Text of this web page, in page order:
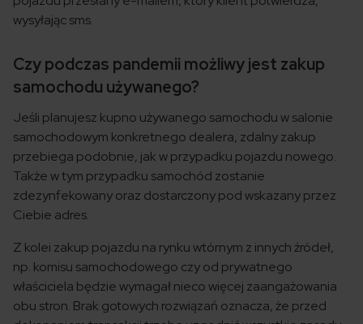
wysyłając sms.
Czy podczas pandemii możliwy jest zakup
samochodu używanego?
Jeśli planujesz kupno używanego samochodu w salonie
samochodowym konkretnego dealera, zdalny zakup
przebiega podobnie, jak w przypadku pojazdu nowego.
Także w tym przypadku samochód zostanie
zdezynfekowany oraz dostarczony pod wskazany przez
Ciebie adres.
Z kolei zakup pojazdu na rynku wtórnym z innych źródeł,
np. komisu samochodowego czy od prywatnego
właściciela będzie wymagał nieco więcej zaangażowania
obu stron. Brak gotowych rozwiązań oznacza, że przed